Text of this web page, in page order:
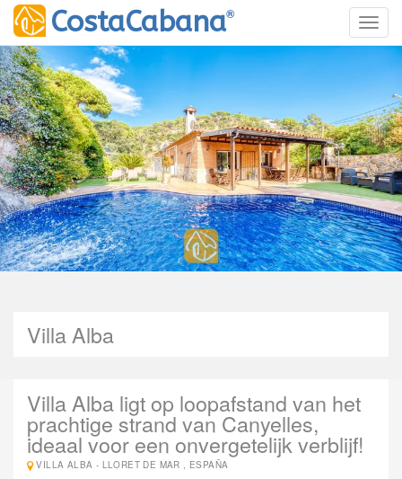
CostaCabana®
Villa Alba
Villa Alba ligt op loopafstand van het
prachtige strand van Canyelles,
ideaal voor een onvergetelijk verblijf!
VILLA ALBA - LLORET DE MAR , ESPAÑA